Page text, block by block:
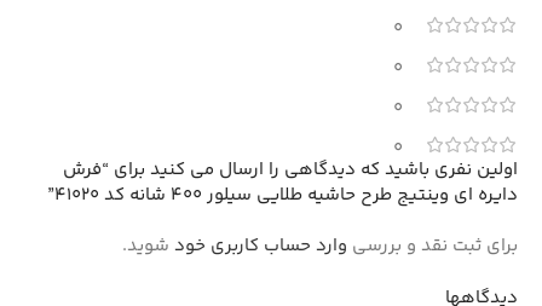
0
0
0
0
دیدگاهها
اولین نفری باشید که دیدگاهی را ارسال می کنید برای “فرش
دایره ای وینتیج طرح حاشیه طلایی سیلور 400 شانه کد 41020”
برای ثبت نقد و بررسی وارد حساب کاربری خود شوید.